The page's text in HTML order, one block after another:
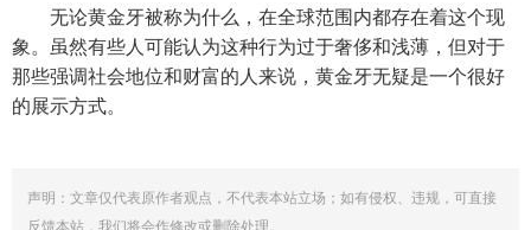
无论黄金牙被称为什么，在全球范围内都存在着这个现
象。虽然有些人可能认为这种行为过于奢侈和浅薄，但对于
那些强调社会地位和财富的人来说，黄金牙无疑是一个很好
的展示方式。
声明：文章仅代表原作者观点，不代表本站立场；如有侵权、违规，可直接
反馈本站，我们将会作修改或删除处理。